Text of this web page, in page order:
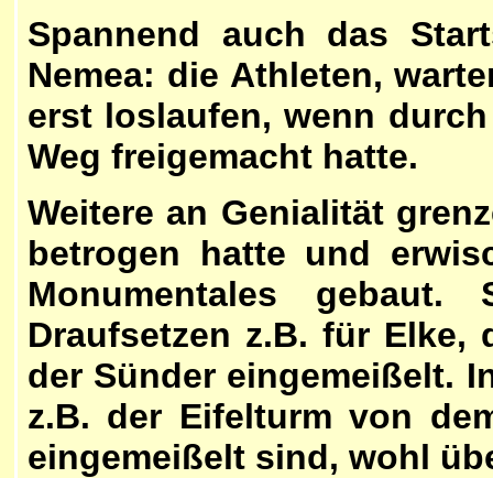
Spannend auch das
Nemea: die Athleten,
erst loslaufen, wenn
Weg freigemacht hatte.
Weitere an Genialität
betrogen hatte und
Monumentales
Draufsetzen z.B. für Elke,
der Sünder eingemeißelt.
z.B. der Eifelturm von
eingemeißelt sind, wohl